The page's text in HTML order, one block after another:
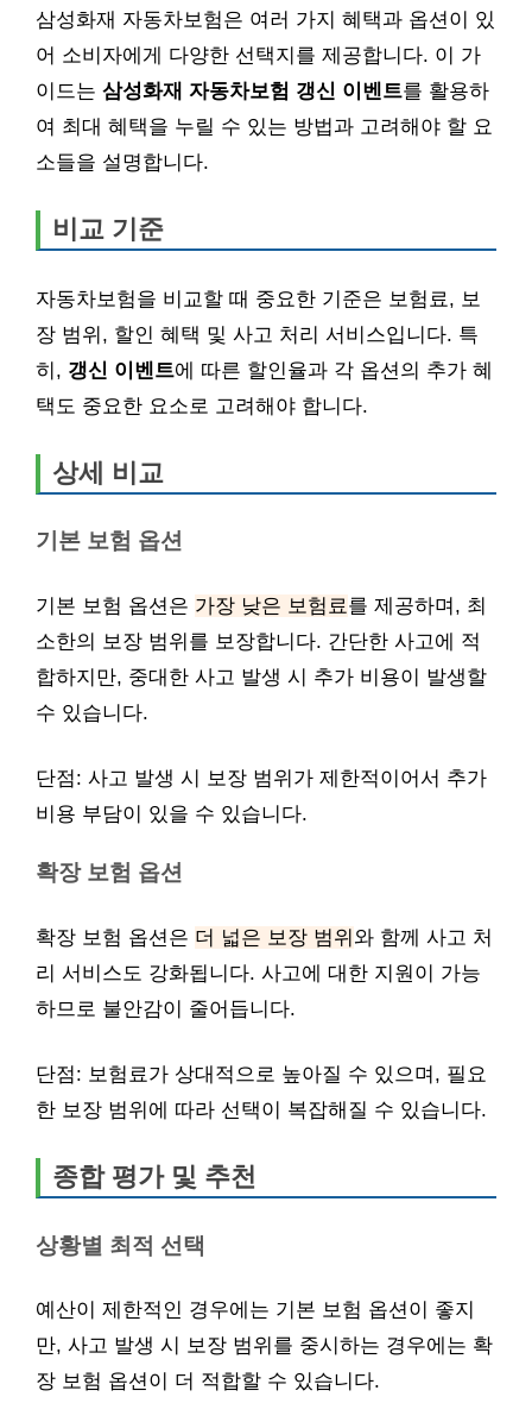
삼성화재 자동차보험은 여러 가지 혜택과 옵션이 있
어 소비자에게 다양한 선택지를 제공합니다. 이 가
이드는 삼성화재 자동차보험 갱신 이벤트를 활용하
여 최대 혜택을 누릴 수 있는 방법과 고려해야 할 요
소들을 설명합니다.
비교 기준
자동차보험을 비교할 때 중요한 기준은 보험료, 보
장 범위, 할인 혜택 및 사고 처리 서비스입니다. 특
히, 갱신 이벤트에 따른 할인율과 각 옵션의 추가 혜
택도 중요한 요소로 고려해야 합니다.
상세 비교
기본 보험 옵션
기본 보험 옵션은 가장 낮은 보험료를 제공하며, 최
소한의 보장 범위를 보장합니다. 간단한 사고에 적
합하지만, 중대한 사고 발생 시 추가 비용이 발생할
수 있습니다.
단점: 사고 발생 시 보장 범위가 제한적이어서 추가
비용 부담이 있을 수 있습니다.
확장 보험 옵션
확장 보험 옵션은 더 넓은 보장 범위 와 함께 사고 처
리 서비스도 강화됩니다. 사고에 대한 지원이 가능
하므로 불안감이 줄어듭니다.
단점: 보험료가 상대적으로 높아질 수 있으며, 필요
한 보장 범위에 따라 선택이 복잡해질 수 있습니다.
종합 평가 및 추천
상황별 최적 선택
예산이 제한적인 경우에는 기본 보험 옵션이 좋지
만, 사고 발생 시 보장 범위를 중시하는 경우에는 확
장 보험 옵션이 더 적합할 수 있습니다.